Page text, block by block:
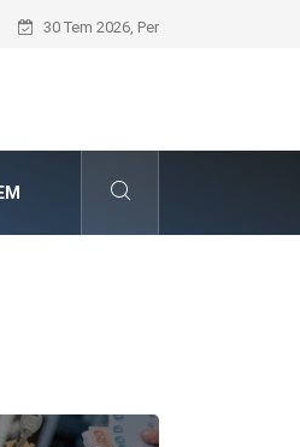
Akrilik Boyama Seti ile Evinizde
30 Tem 2026, Per